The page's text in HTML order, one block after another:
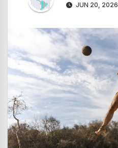
JUN 20, 2026